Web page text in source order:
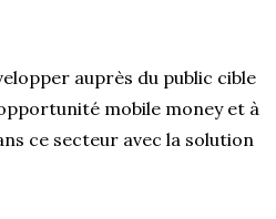
auprès du public cible
mobile money et à
ce secteur avec la solution